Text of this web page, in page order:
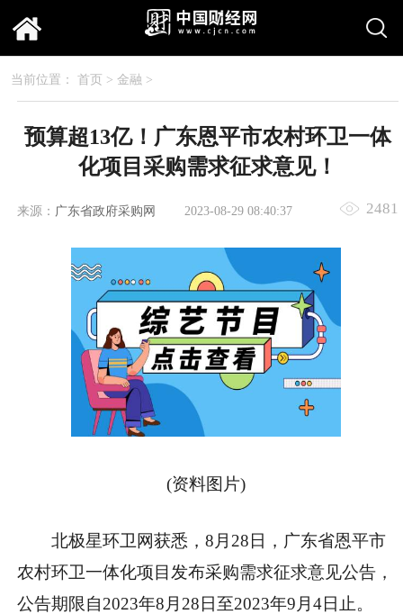
当前位置： 首页 > 金融 >
预算超13亿！广东恩平市农村环卫一体
化项目采购需求征求意见！
来源： 广东省政府采购网 2023-08-29 08:40:37 2481
(资料图片)
北极星环卫网获悉，8月28日，广东省恩平市
农村环卫一体化项目发布采购需求征求意见公告，
公告期限自2023年8月28日至2023年9月4日止。